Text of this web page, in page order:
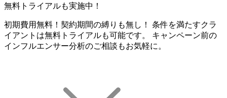
無料トライアルも実施中！
初期費用無料！契約期間の縛りも無し！ 条件を満たすクラ
イアントは無料トライアルも可能です。 キャンペーン前の
インフルエンサー分析のご相談もお気軽に。